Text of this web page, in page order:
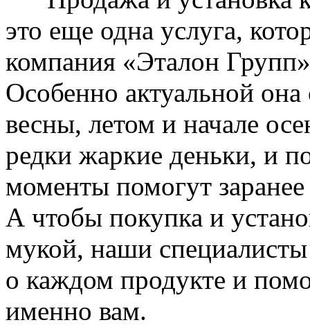
это еще одна услуга,
компания «Эталон
Особенно актуальной она
весны, летом и начале
редки жаркие деньки, и
моменты помогут
А чтобы покупка и
мукой, наши специалисты
о каждом продукте и
именно вам.